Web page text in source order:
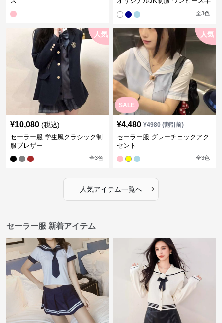
全3色
人気
¥10,080 (税込)
セーラー服 学生風クラシック制
服ブレザー
全3色
SALE
人気
¥4,480 ¥4980(割引前)
セーラー服 グレーチェックアク
セント
全3色
人気アイテム一覧へ ›
セーラー服 新着アイテム